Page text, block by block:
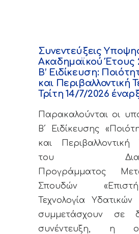
Συνεντεύξεις
Ακαδημαϊκού Έτους
Β’ Ειδίκευση:
και Περιβαλλοντική
Τρίτη 14/7/2026
Παρακαλούνται οι
Β΄ Ειδίκευσης
και Περιβαλλοντική
του
Προγράμματος
Σπουδών
Τεχνολογία
συμμετάσχουν σε
συνέντευξη, η